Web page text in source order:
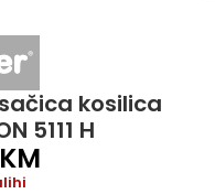
kosilica
5111 H
KM